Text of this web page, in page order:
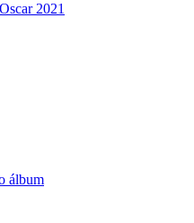
2021
álbum